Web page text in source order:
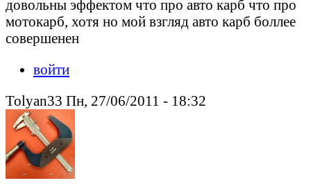
довольны эффектом что про авто карб что про
мотокарб, хотя но мой взгляд авто карб боллее
совершенен
войти
Tolyan33 Пн, 27/06/2011 - 18:32